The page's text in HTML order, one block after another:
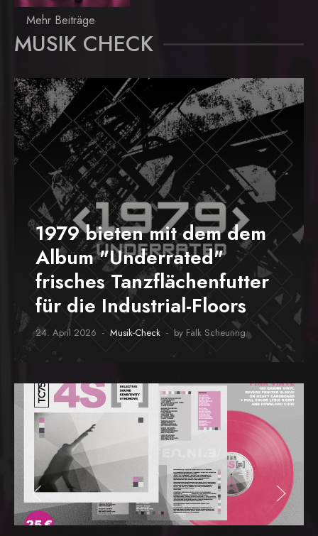
Mehr Beiträge
MUSIK CHECK
1979 bieten mit dem dem
Album "Underrated"
frisches Tanzflächenfutter
für die Industrial-Floors
24. April 2026 Musik-Check by Falk Scheuring